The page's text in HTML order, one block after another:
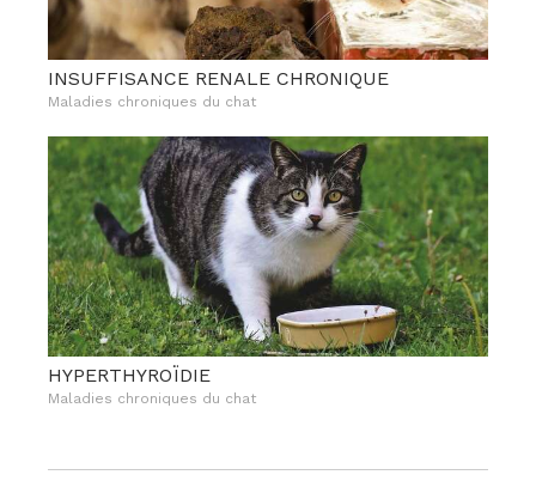
INSUFFISANCE RENALE CHRONIQUE
Maladies chroniques du chat
HYPERTHYROÏDIE
Maladies chroniques du chat